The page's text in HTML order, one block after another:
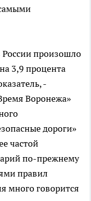
России произошло
3,9 процента
-
Воронежа»
дороги»
частой
по-прежнему
правил
много говорится